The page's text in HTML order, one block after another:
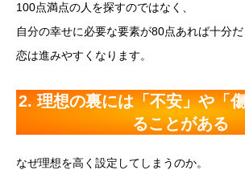
100点満点の人を探すのではなく、
自分の幸せに必要な要素が80点あれば十分
恋は進みやすくなります。
2. 理想の裏には「不安」や「
ることがある
なぜ理想を高く設定してしまうのか。